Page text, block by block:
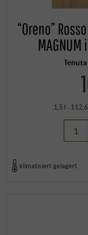
“Oreno”
1,5 l ·
klimatisiert gelagert